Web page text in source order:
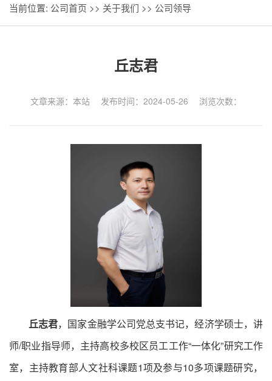
当前位置: 公司首页 >> 关于我们 >> 公司领导
丘志君
文章来源：本站 发布时间：2024-05-26 浏览次数：
丘志君，国家金融学公司党总支书记，经济学硕士，讲
师/职业指导师，主持高校多校区员工工作“一体化”研究工作
室，主持教育部人文社科课题1项及参与10多项课题研究，